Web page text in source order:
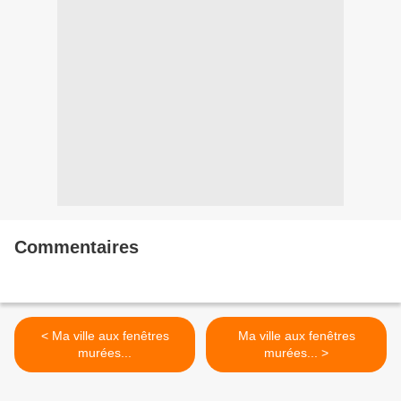
Commentaires
< Ma ville aux fenêtres
murées...
Ma ville aux fenêtres
murées... >